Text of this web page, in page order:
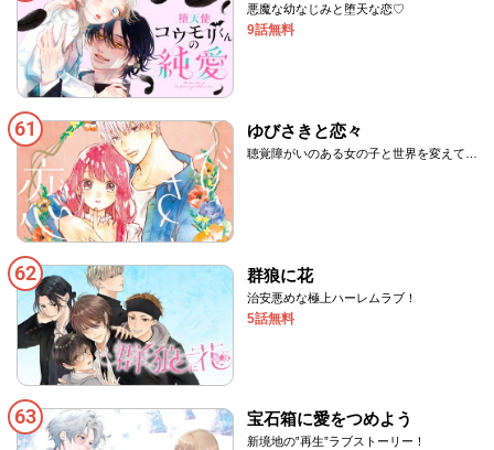
悪魔な幼なじみと堕天な恋♡
9話無料
61 ゆびさきと恋々
聴覚障がいのある女の子と世界を変えてく
62 群狼に花
治安悪めな極上ハーレムラブ！
5話無料
63 宝石箱に愛をつめよう
新境地の‟再生”ラブストーリー！